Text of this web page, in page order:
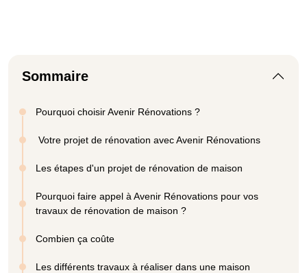
Sommaire
Pourquoi choisir Avenir Rénovations ?
Votre projet de rénovation avec Avenir Rénovations
Les étapes d'un projet de rénovation de maison
Pourquoi faire appel à Avenir Rénovations pour vos
travaux de rénovation de maison ?
Combien ça coûte
Les différents travaux à réaliser dans une maison